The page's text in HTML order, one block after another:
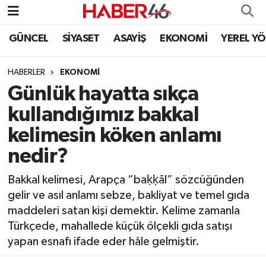
GÜNCEL SİYASET ASAYİŞ EKONOMİ YEREL
HABERLER EKONOMI
Günlük hayatta sıkça
kullandığımız bakkal
kelimesin köken anlamı
nedir?
Bakkal kelimesi, Arapça “baḳḳāl” sözcüğünden
gelir ve asıl anlamı sebze, bakliyat ve temel gıda
maddeleri satan kişi demektir. Kelime zamanla
Türkçede, mahallede küçük ölçekli gıda satışı
yapan esnafı ifade eder hâle gelmiştir.
GÜNCEL
SİYASET
EKONOMİ
SPOR
YAŞAM
TEKNOLOJİ
SAĞLIK
Nöbetçi Eczaneler
Hava Durumu
Kahramanmaraş Namaz Vakitleri
Trafik Durumu
Süper Lig Puan Durumu ve Fikstür
Tüm Manşetler
Son Dakika Haberleri